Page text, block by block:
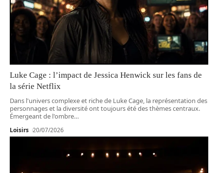
Luke Cage : l’impact de Jessica Henwick sur les fans de
la série Netflix
Dans l'univers complexe et riche de Luke Cage, la représentation des
personnages et la diversité ont toujours été des thèmes centraux.
Émergeant de l'ombre…
Loisirs 20/07/2026